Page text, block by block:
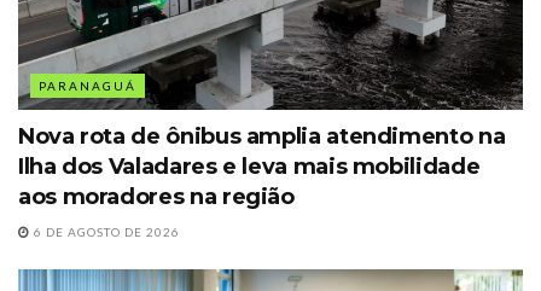
PARANAGUÁ
Nova rota de ônibus amplia atendimento na
Ilha dos Valadares e leva mais mobilidade
aos moradores na região
6 DE AGOSTO DE 2026